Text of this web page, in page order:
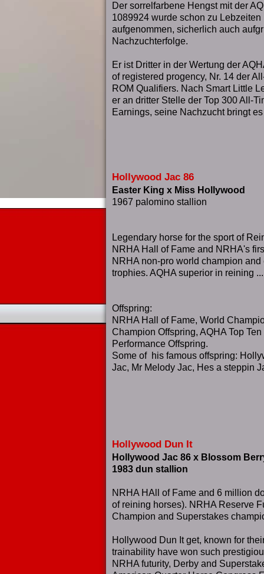
Der sorrelfarbene Hengst mit der
1089924 wurde schon zu
aufgenommen, sicherlich auch
Nachzuchterfolge.
Er ist Dritter in der Wertung der
of registered progency, Nr. 14 der
ROM Qualifiers. Nach Smart Little
er an dritter Stelle der Top 300 All-
Earnings, seine Nachzucht bringt
Hollywood Jac 86
Easter King x Miss Hollywood
1967 palomino stallion
Legendary horse for the sport of
NRHA Hall of Fame and NRHA's
NRHA non-pro world champion
trophies. AQHA superior in reining ...
Offspring:
NRHA Hall of Fame, World
Champion Offspring, AQHA Top
Performance Offspring.
Some of his famous offspring:
Jac, Mr Melody Jac, Hes a steppin
Hollywood Dun It
Hollywood Jac 86 x Blossom
1983 dun stallion
NRHA HAll of Fame and 6 million
of reining horses). NRHA Reserve
Champion and Superstakes
Hollywood Dun It get, known for
trainability have won such
NRHA futurity, Derby and